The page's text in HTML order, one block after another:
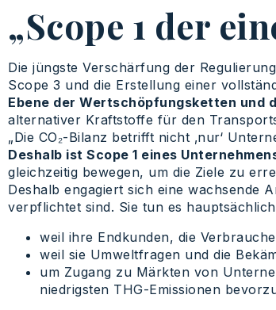
„Scope 1 der
Die jüngste Verschärfung der
Scope 3 und die Erstellung einer
Ebene der Wertschöpfungsketten und
alternativer Kraftstoffe für den
„Die CO₂-Bilanz betrifft nicht ‚nur‘
Deshalb ist Scope 1 eines
gleichzeitig bewegen, um die Ziele zu
Deshalb engagiert sich eine wachsende
verpflichtet sind. Sie tun es
weil ihre Endkunden, die
weil sie Umweltfragen und die
um Zugang zu Märkten von
niedrigsten THG-Emissionen